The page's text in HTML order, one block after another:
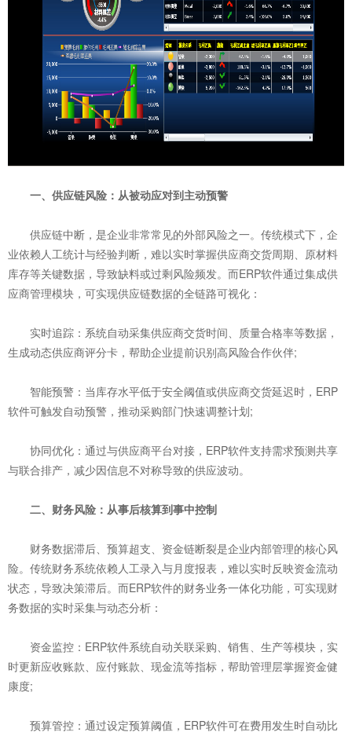
一、供应链风险：从被动应对到主动预警
供应链中断，是企业非常常见的外部风险之一。传统模式下，企
业依赖人工统计与经验判断，难以实时掌握供应商交货周期、原材料
库存等关键数据，导致缺料或过剩风险频发。而ERP软件通过集成供
应商管理模块，可实现供应链数据的全链路可视化：
实时追踪：系统自动采集供应商交货时间、质量合格率等数据，
生成动态供应商评分卡，帮助企业提前识别高风险合作伙伴;
智能预警：当库存水平低于安全阈值或供应商交货延迟时，ERP
软件可触发自动预警，推动采购部门快速调整计划;
协同优化：通过与供应商平台对接，ERP软件支持需求预测共享
与联合排产，减少因信息不对称导致的供应波动。
二、财务风险：从事后核算到事中控制
财务数据滞后、预算超支、资金链断裂是企业内部管理的核心风
险。传统财务系统依赖人工录入与月度报表，难以实时反映资金流动
状态，导致决策滞后。而ERP软件的财务业务一体化功能，可实现财
务数据的实时采集与动态分析：
资金监控：ERP软件系统自动关联采购、销售、生产等模块，实
时更新应收账款、应付账款、现金流等指标，帮助管理层掌握资金健
康度;
预算管控：通过设定预算阈值，ERP软件可在费用发生时自动比